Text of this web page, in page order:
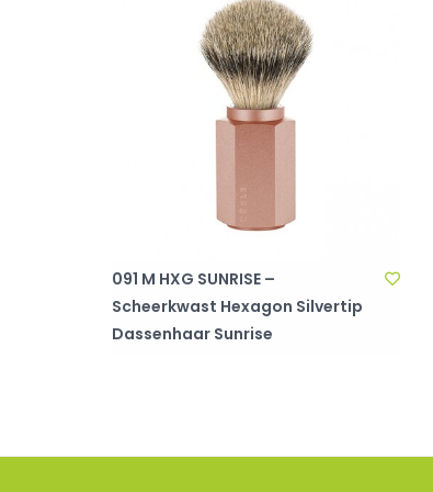
091 M HXG SUNRISE –
Scheerkwast Hexagon Silvertip
Dassenhaar Sunrise